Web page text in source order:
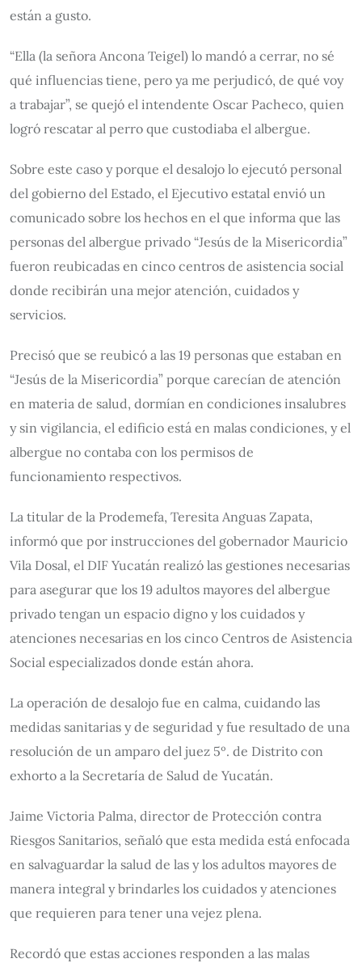
están a gusto.
“Ella (la señora Ancona Teigel) lo mandó a cerrar, no sé
qué influencias tiene, pero ya me perjudicó, de qué voy
a trabajar”, se quejó el intendente Oscar Pacheco, quien
logró rescatar al perro que custodiaba el albergue.
Sobre este caso y porque el desalojo lo ejecutó personal
del gobierno del Estado, el Ejecutivo estatal envió un
comunicado sobre los hechos en el que informa que las
personas del albergue privado “Jesús de la Misericordia”
fueron reubicadas en cinco centros de asistencia social
donde recibirán una mejor atención, cuidados y
servicios.
Precisó que se reubicó a las 19 personas que estaban en
“Jesús de la Misericordia” porque carecían de atención
en materia de salud, dormían en condiciones insalubres
y sin vigilancia, el edificio está en malas condiciones, y el
albergue no contaba con los permisos de
funcionamiento respectivos.
La titular de la Prodemefa, Teresita Anguas Zapata,
informó que por instrucciones del gobernador Mauricio
Vila Dosal, el DIF Yucatán realizó las gestiones necesarias
para asegurar que los 19 adultos mayores del albergue
privado tengan un espacio digno y los cuidados y
atenciones necesarias en los cinco Centros de Asistencia
Social especializados donde están ahora.
La operación de desalojo fue en calma, cuidando las
medidas sanitarias y de seguridad y fue resultado de una
resolución de un amparo del juez 5º. de Distrito con
exhorto a la Secretaría de Salud de Yucatán.
Jaime Victoria Palma, director de Protección contra
Riesgos Sanitarios, señaló que esta medida está enfocada
en salvaguardar la salud de las y los adultos mayores de
manera integral y brindarles los cuidados y atenciones
que requieren para tener una vejez plena.
Recordó que estas acciones responden a las malas